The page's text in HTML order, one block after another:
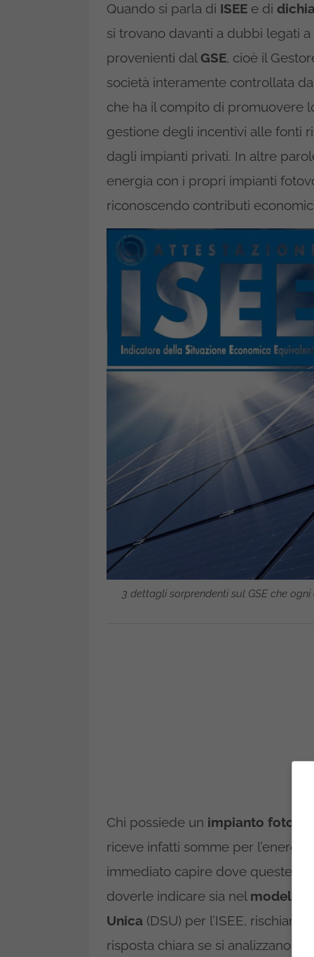
Quando si parla di ISEE e di
si trovano davanti a dubbi legati
provenienti dal GSE, cioè il
società interamente controllata
che ha il compito di promuovere
gestione degli incentivi alle fonti
dagli impianti privati. In altre
energia con i propri impianti
riconoscendo contributi
3 dettagli sorprendenti sul GSE che
Chi possiede un impianto
riceve infatti somme per
immediato capire dove queste
doverle indicare sia nel modello
Unica (DSU) per l’ISEE,
risposta chiara se si analizzano le